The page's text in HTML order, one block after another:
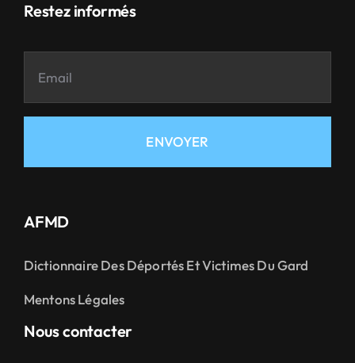
Restez informés
ENVOYER
AFMD
Dictionnaire Des Déportés Et Victimes Du Gard
Mentons Légales
Nous contacter